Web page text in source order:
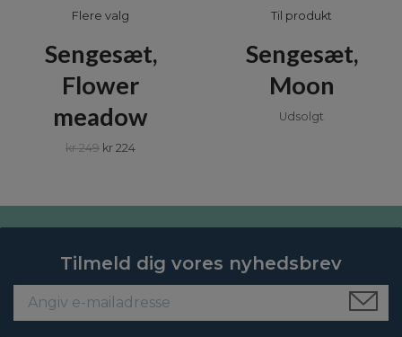
Flere valg
Sengesæt,
Flower
meadow
kr 249 kr 224
Til produkt
Sengesæt,
Moon
Udsolgt
Tilmeld dig vores nyhedsbrev